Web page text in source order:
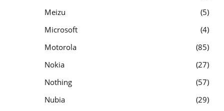
Meizu
5
Microsoft
4
Motorola
85
Nokia
27
Nothing
57
Nubia
29